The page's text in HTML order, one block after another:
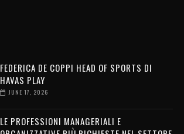
FEDERICA DE COPPI HEAD OF SPORTS DI
HAVAS PLAY
JUNE 17, 2026
LE PROFESSIONI MANAGERIALI E